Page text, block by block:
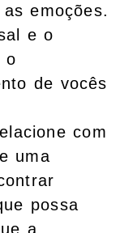
emoções.
e o
o
de vocês
com
uma
possa
a